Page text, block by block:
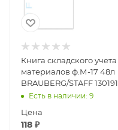
Книга складского учета
материалов ф.М-17 48л
BRAUBERG/STAFF 130191
Есть в наличии: 9
Цена
118 ₽